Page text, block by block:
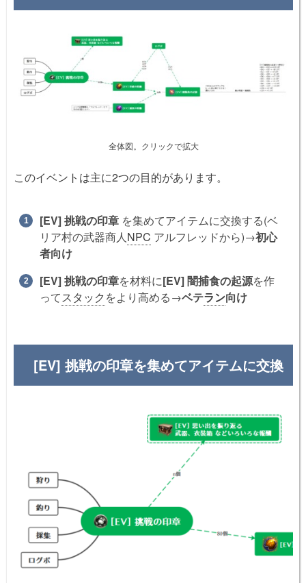
全体図。クリックで拡大
このイベントは主に2つの目的があります。
[EV] 挑戦の印章 を集めてアイテムに交換する(ベ
リア村の武器商人NPC アルフレッドから)→初心
者向け
[EV] 挑戦の印章を材料に[EV] 闇捕食の起源を作
ってスタック をより高める→ベテラン向け
[EV] 挑戦の印章を集めてアイテムに交換